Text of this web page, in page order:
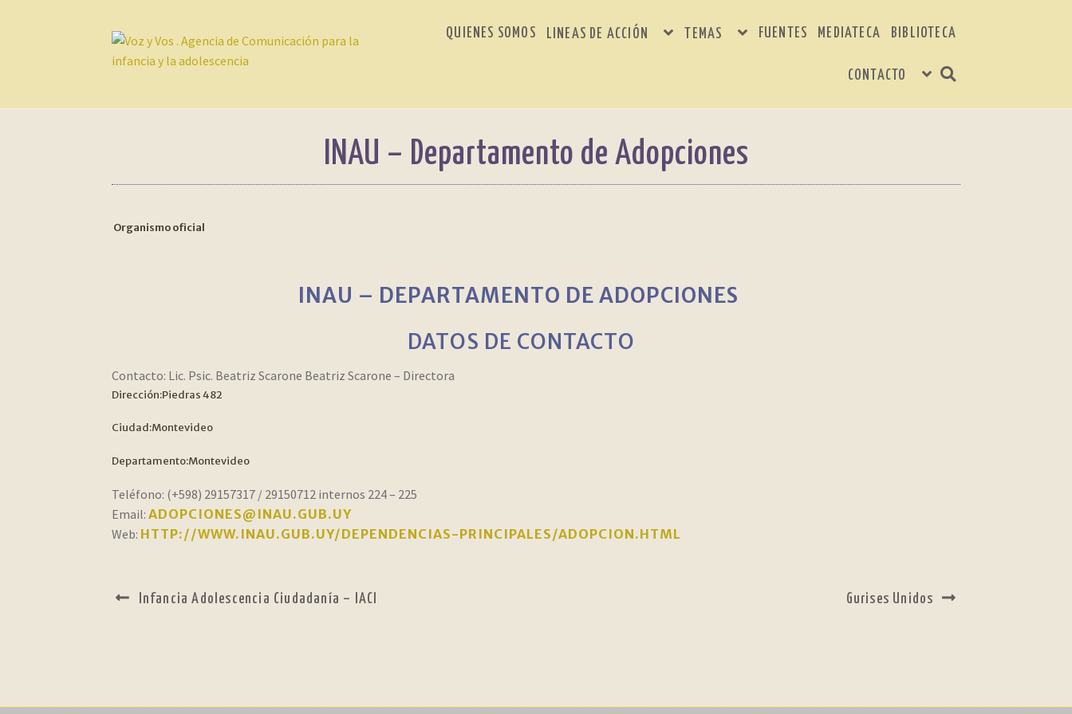
Ir
la
Ir
contenido
QUIENES SOMOS LINEAS DE ACCIÓN TEMAS FUENTES MEDIATECA BIBLIOTECA
CONTACTO
INAU – Departamento de Adopciones
Organismo oficial
INAU – DEPARTAMENTO DE ADOPCIONES
DATOS DE CONTACTO
Contacto: Lic. Psic. Beatriz Scarone Beatriz Scarone – Directora
Dirección:Piedras 482
Ciudad:Montevideo
Departamento:Montevideo
Teléfono: (+598) 29157317 / 29150712 internos 224 – 225
Email: ADOPCIONES@INAU.GUB.UY
Web: HTTP://WWW.INAU.GUB.UY/DEPENDENCIAS-PRINCIPALES/ADOPCION.HTML
NAVEGACIÓN
Anterior:
Infancia Adolescencia Ciudadanía – IACI Siguiente:
Gurises Unidos